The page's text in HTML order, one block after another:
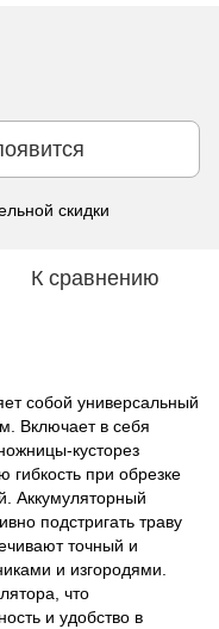
скидки
К сравнению
собой универсальный
Включает в себя
кусторез
гибкость при обрезке
Аккумуляторный
подстригать траву
точный и
и изгородями.
что
и удобство в